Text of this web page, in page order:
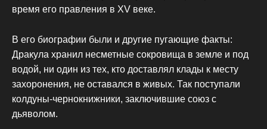
время его правления в XV веке.
В его биографии были и другие пугающие факты:
Дракула хранил несметные сокровища в земле и под
водой, ни один из тех, кто доставлял клады к месту
захоронения, не оставался в живых. Так поступали
колдуны-чернокнижники, заключившие союз с
дьяволом.